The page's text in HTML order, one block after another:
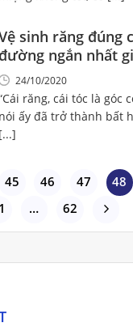
sinh răng đúng
đường ngắn nhất
cười tươi
24/10/2020
răng, cái tóc là góc
nói ấy đã trở thành bất
[...]
45 46 47 48
… 62